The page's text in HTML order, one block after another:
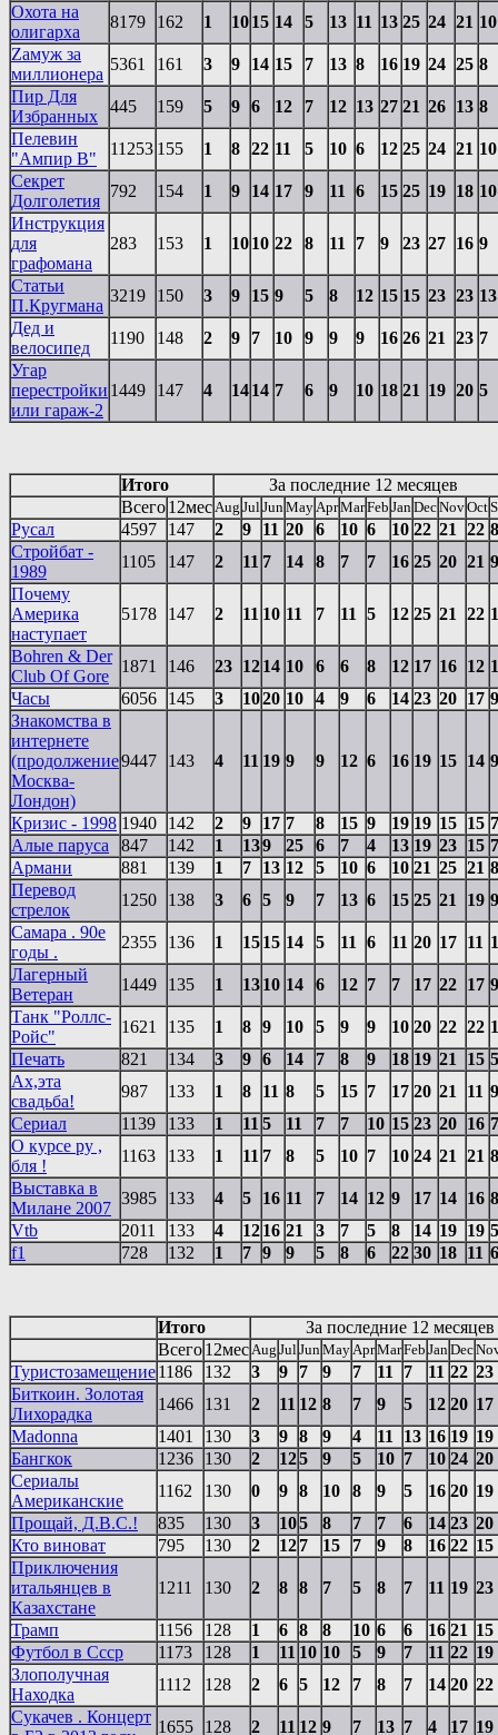
Охота на
олигарха
8179 162 1 1015 14 5 13 11 13 25 24 21 10
Zaмуж за
миллионера
5361 161 3 9 14 15 7 13 8 16 19 24 25 8
Пир Для
Избранных
445 159 5 9 6 12 7 12 13 27 21 26 13 8
Пелевин
"Ампир В"
11253 155 1 8 22 11 5 10 6 12 25 24 21 10
Секрет
Долголетия
792 154 1 9 14 17 9 11 6 15 25 19 18 10
Инструкция
для
графомана
283 153 1 1010 22 8 11 7 9 23 27 16 9
Статьи
П.Кругмана
3219 150 3 9 15 9 5 8 12 15 15 23 23 13
Дед и
велосипед
1190 148 2 9 7 10 9 9 9 16 26 21 23 7
Угар
перестройки
или гараж-2
1449 147 4 1414 7 6 9 10 18 21 19 20 5
Итого
За последние 12 месяцев
Всего12мес Aug Jul Jun May AprMarFeb Jan DecNovOct
Русал 4597 147 2 9 11 20 6 10 6 10 22 21 22 8
Стройбат -
1989
1105 147 2 11 7 14 8 7 7 16 25 20 21 9
Почему
Америка
наступает
5178 147 2 11 10 11 7 11 5 12 25 21 22
Bohren & Der
Club Of Gore
1871 146 23 1214 10 6 6 8 12 17 16 12
Часы
6056 145 3 1020 10 4 9 6 14 23 20 17 9
Знакомства в
интернете
(продолжение
Москва-
Лондон)
9447 143 4 11 19 9 9 12 6 16 19 15 14 9
Кризис - 1998 1940 142 2 9 17 7 8 15 9 19 19 15 15 7
Алые паруса
847 142 1 139 25 6 7 4 13 19 23 15 7
Армани
881 139 1 7 13 12 5 10 6 10 21 25 21 8
Перевод
стрелок
1250 138 3 6 5 9 7 13 6 15 25 21 19 9
Самара . 90е
годы .
2355 136 1 1515 14 5 11 6 11 20 17 11
Лагерный
Ветеран
1449 135 1 1310 14 6 12 7 7 17 22 17 9
Танк "Роллс-
Ройс"
1621 135 1 8 9 10 5 9 9 10 20 22 22
Печать
821 134 3 9 6 14 7 8 9 18 19 21 15 5
Ах,эта
свадьба!
987 133 1 8 11 8 5 15 7 17 20 21 11 9
Сериал
1139 133 1 11 5 11 7 7 10 15 23 20 16 7
О курсе ру ,
бля !
1163 133 1 11 7 8 5 10 7 10 24 21 21 8
Выставка в
Милане 2007
3985 133 4 5 16 11 7 14 12 9 17 14 16 8
Vtb
2011 133 4 1216 21 3 7 5 8 14 19 19 5
f1
728 132 1 7 9 9 5 8 6 22 30 18 11 6
Итого
За последние 12 месяцев
Всего12мес Aug Jul Jun May AprMarFeb Jan Dec
Туристозамещение1186 132 3 9 7 9 7 11 7 11 22 23
Биткоин. Золотая
Лихорадка
1466 131 2 11 12 8 7 9 5 12 20 17
Madonna
1401 130 3 9 8 9 4 11 13 16 19 19
Бангкок
1236 130 2 125 9 5 10 7 10 24 20
Сериалы
Американские
1162 130 0 9 8 10 8 9 5 16 20 19
Прощай, Д.В.С.!
835 130 3 105 8 7 7 6 14 23 20
Кто виноват
795 130 2 127 15 7 9 8 16 22 15
Приключения
итальянцев в
Казахстане
1211 130 2 8 8 7 5 8 7 11 19 23
Трамп 1156 128 1 6 8 8 10 6 6 16 21 15
Футбол в Ссср
1173 128 1 11 10 10 5 9 7 11 22 19
Злополучная
Находка
1112 128 2 6 5 12 7 8 7 14 20 22
Сукачев . Концерт
1655 128 2 11 12 9 7 13 7 4 17 19